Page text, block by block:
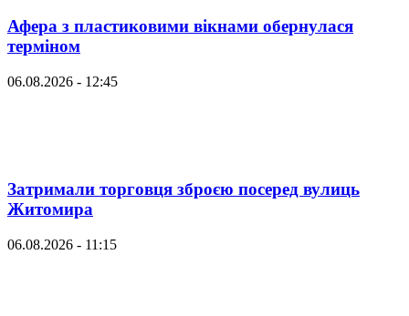
Афера з пластиковими вікнами обернулася
терміном
06.08.2026 - 12:45
Затримали торговця зброєю посеред вулиць
Житомира
06.08.2026 - 11:15